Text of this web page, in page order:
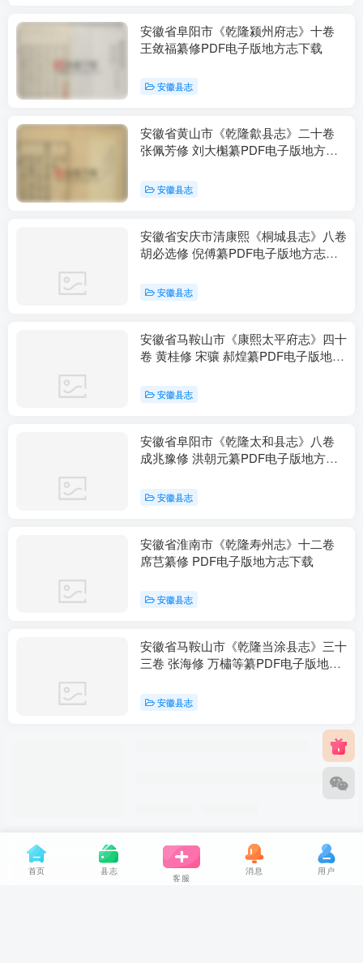
安徽省阜阳市《乾隆颍州府志》十卷
王敛福纂修PDF电子版地方志下载
安徽县志
安徽省黄山市《乾隆歙县志》二十卷
张佩芳修 刘大櫆纂PDF电子版地方志
安徽县志
安徽省安庆市清康熙《桐城县志》八卷
胡必选修 倪傅纂PDF电子版地方志下
安徽县志
安徽省马鞍山市《康熙太平府志》四十
卷 黄桂修 宋骧 郝煌纂PDF电子版地方
安徽县志
安徽省阜阳市《乾隆太和县志》八卷
成兆豫修 洪朝元纂PDF电子版地方志
安徽县志
安徽省淮南市《乾隆寿州志》十二卷
席芑纂修 PDF电子版地方志下载
安徽县志
安徽省马鞍山市《乾隆当涂县志》三十
三卷 张海修 万橚等纂PDF电子版地方
安徽县志
首页 县志
客服
消息 用户